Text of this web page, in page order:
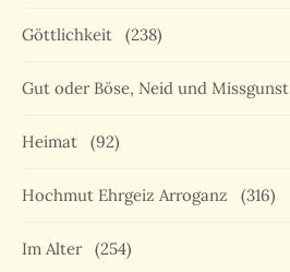
Göttlichkeit (238)
Gut oder Böse, Neid und Missgunst
Heimat (92)
Hochmut Ehrgeiz Arroganz (316)
Im Alter (254)